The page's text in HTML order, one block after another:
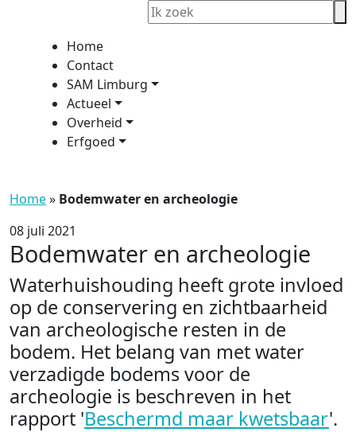
Home
Contact
SAM Limburg
Actueel
Overheid
Erfgoed
Home» Bodemwater en archeologie
08 juli 2021
Bodemwater en archeologie
Waterhuishouding heeft grote invloed
op de conservering en zichtbaarheid
van archeologische resten in de
bodem. Het belang van met water
verzadigde bodems voor de
archeologie is beschreven in het
rapport 'Beschermd maar kwetsbaar'.